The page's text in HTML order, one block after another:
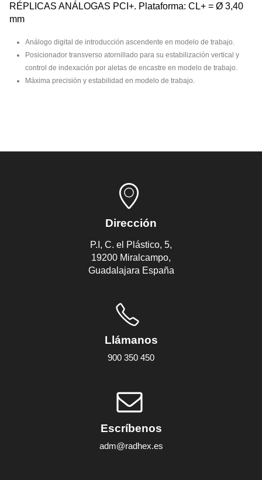
RÉPLICAS ANÁLOGAS PCI+. Plataforma: CL+ = Ø 3,40
mm
Análogo digital de introducción ascendente en modelo de trabajo.
Posicionador transverso atornillado para su estabilización vertical y
control de indexación por aletas de encastre en modelo de trabajo.
Máxima precisión y estabilidad en modelo de trabajo.
Dirección
P.I, C. el Plástico, 5,
19200 Miralcampo,
Guadalajara España
Llámanos
900 350 450
Escríbenos
adm@radhex.es